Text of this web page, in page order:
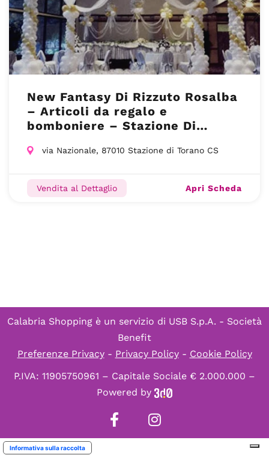
New Fantasy Di Rizzuto Rosalba
– Articoli da regalo e
bomboniere – Stazione Di
via Nazionale, 87010 Stazione di Torano CS
Vendita al Dettaglio Apri Scheda
Calabria Shopping è un servizio di USB S.p.A. - Società
Benefit
Preferenze Privacy- Privacy Policy- Cookie Policy
P.IVA: 11905750961 – Capitale Sociale € 2.000.000 –
Powered by
Informativa sulla raccolta